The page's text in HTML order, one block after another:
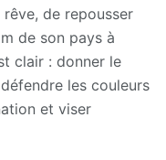
rêve, de repousser
de son pays à
clair : donner le
les couleurs
et viser